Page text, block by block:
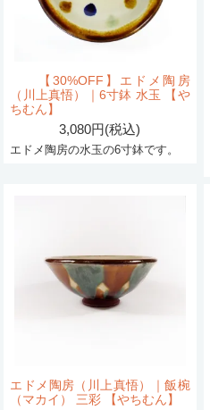
【30%OFF】エドメ陶房
（川上真悟）｜6寸鉢 水玉 【や
ちむん】
3,080円(税込)
エドメ陶房の水玉の6寸鉢です。
エドメ陶房（川上真悟）｜飯椀
（マカイ） 三彩 【やちむん】